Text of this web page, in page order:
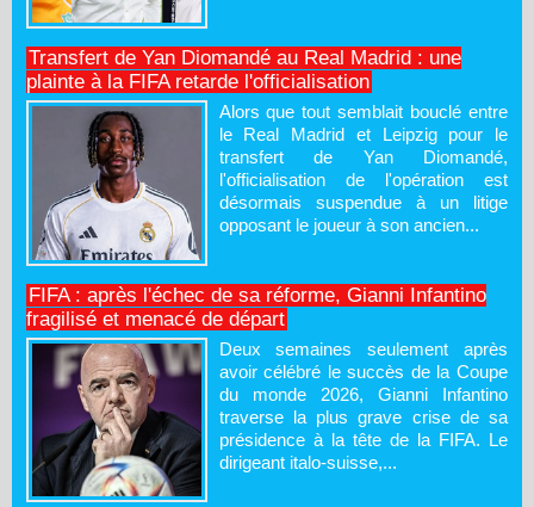
Transfert de Yan Diomandé au Real Madrid : une
plainte à la FIFA retarde l'officialisation
Alors que tout semblait bouclé entre
le Real Madrid et Leipzig pour le
transfert de Yan Diomandé,
l'officialisation de l'opération est
désormais suspendue à un litige
opposant le joueur à son ancien...
FIFA : après l'échec de sa réforme, Gianni Infantino
fragilisé et menacé de départ
Deux semaines seulement après
avoir célébré le succès de la Coupe
du monde 2026, Gianni Infantino
traverse la plus grave crise de sa
présidence à la tête de la FIFA. Le
dirigeant italo-suisse,...